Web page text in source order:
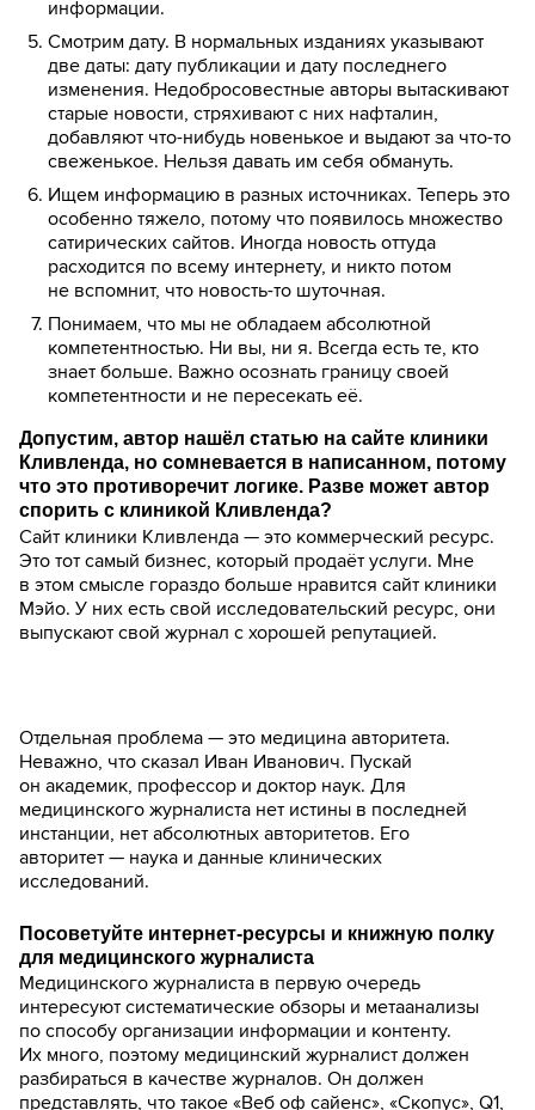
информации.
Смотрим дату. В нормальных изданиях указывают
две даты: дату публикации и дату последнего
изменения. Недобросовестные авторы вытаскивают
старые новости, стряхивают с них нафталин,
добавляют что-нибудь новенькое и выдают за что-то
свеженькое. Нельзя давать им себя обмануть.
Ищем информацию в разных источниках. Теперь это
особенно тяжело, потому что появилось множество
сатирических сайтов. Иногда новость оттуда
расходится по всему интернету, и никто потом
не вспомнит, что новость-то шуточная.
Понимаем, что мы не обладаем абсолютной
компетентностью. Ни вы, ни я. Всегда есть те, кто
знает больше. Важно осознать границу своей
компетентности и не пересекать её.
Допустим, автор нашёл статью на сайте клиники
Кливленда, но сомневается в написанном, потому
что это противоречит логике. Разве может автор
спорить с клиникой Кливленда?
Сайт клиники Кливленда — это коммерческий ресурс.
Это тот самый бизнес, который продаёт услуги. Мне
в этом смысле гораздо больше нравится сайт клиники
Мэйо. У них есть свой исследовательский ресурс, они
выпускают свой журнал с хорошей репутацией.
Отдельная проблема — это медицина авторитета.
Неважно, что сказал Иван Иванович. Пускай
он академик, профессор и доктор наук. Для
медицинского журналиста нет истины в последней
инстанции, нет абсолютных авторитетов. Его
авторитет — наука и данные клинических
исследований.
Посоветуйте интернет-ресурсы и книжную полку
для медицинского журналиста
Медицинского журналиста в первую очередь
интересуют систематические обзоры и метаанализы
по способу организации информации и контенту.
Их много, поэтому медицинский журналист должен
разбираться в качестве журналов. Он должен
представлять, что такое «Веб оф сайенс», «Скопус», Q1,